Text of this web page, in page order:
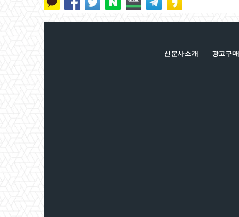
신문사소개 광고구매